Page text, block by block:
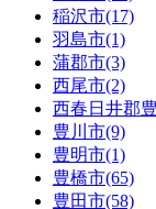
稲沢市(17)
羽島市(1)
蒲郡市(3)
西尾市(2)
西春日井郡
豊川市(9)
豊明市(1)
豊橋市(65)
豊田市(58)